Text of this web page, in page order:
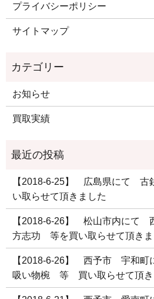
プライバシーポリシー
サイトマップ
お知らせ
買取実績
【2018-6-25】 広島県にて
い取らせて頂きました
【2018-6-26】 松山市内にて
方志功 等を買い取らせて頂きま
【2018-6-26】 西予市 宇和
吸い物椀 等 買い取らせて頂き